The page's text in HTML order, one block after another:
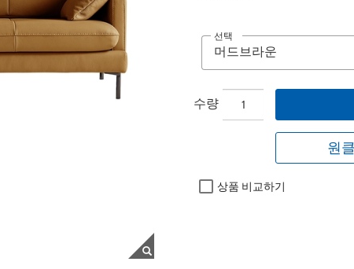
선택
수량
원
상품 비교하기